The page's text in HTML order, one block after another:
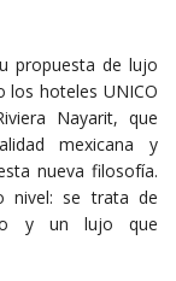
propuesta de lujo
los hoteles UNICO
Nayarit, que
mexicana y
nueva filosofía.
nivel: se trata de
y un lujo que